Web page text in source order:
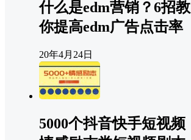
什么是edm营销？6招教
你提高edm广告点击率
20年4月24日
5000个抖音快手短视频